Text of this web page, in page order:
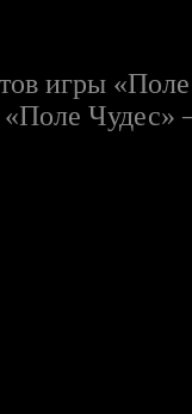
игры
Чудес»